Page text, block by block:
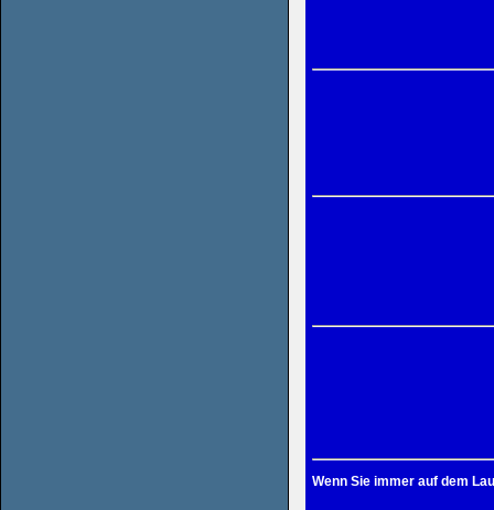
Wenn Sie immer auf dem